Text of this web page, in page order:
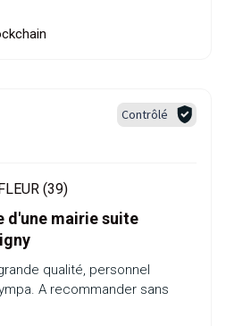
Contrôlé
(39)
d'une mairie suite
qualité, personnel
A recommander sans